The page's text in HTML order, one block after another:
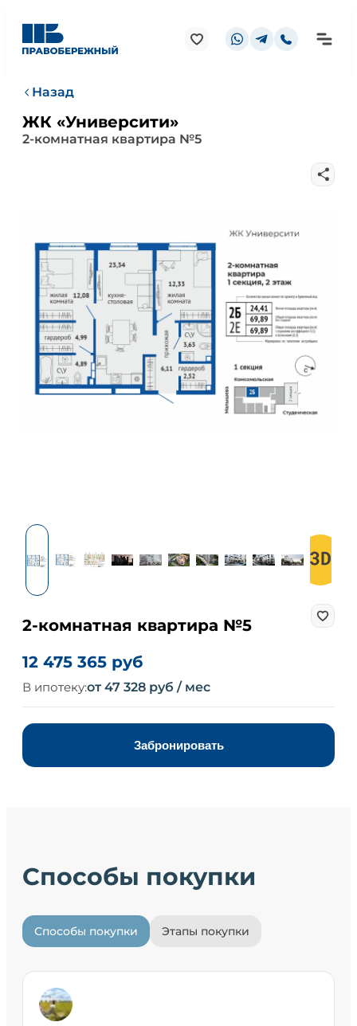
Назад
ЖК «Университи»
2-комнатная квартира №5
2-комнатная квартира №5
12 475 365 руб
В ипотеку:от 47 328 руб / мес
Забронировать
Способы покупки
Способы покупки Этапы покупки